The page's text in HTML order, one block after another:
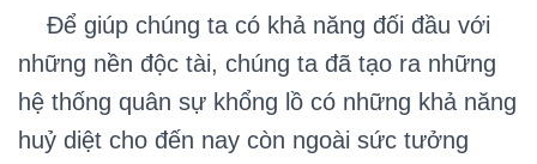
Để giúp chúng ta có khả năng đối đầu với
những nền độc tài, chúng ta đã tạo ra những
hệ thống quân sự khổng lồ có những khả năng
huỷ diệt cho đến nay còn ngoài sức tưởng